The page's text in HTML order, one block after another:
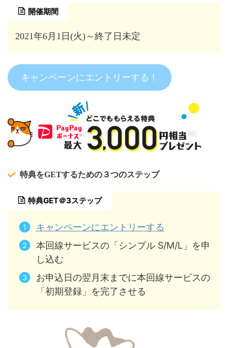
開催期間
2021年6月1日(火)～終了日未定
キャンペーンにエントリーする！
特典をGETするための３つのステップ
特典GET＠3ステップ
キャンペーンにエントリーする
本回線サービスの「シンプル S/M/L」を申
し込む
お申込日の翌月末までに本回線サービスの
「初期登録」を完了させる